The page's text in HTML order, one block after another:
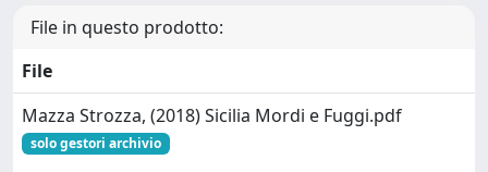
File in questo prodotto:
File
Mazza Strozza, (2018) Sicilia Mordi e Fuggi.pdf
solo gestori archivio